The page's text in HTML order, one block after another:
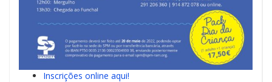
Inscrições online aqui!